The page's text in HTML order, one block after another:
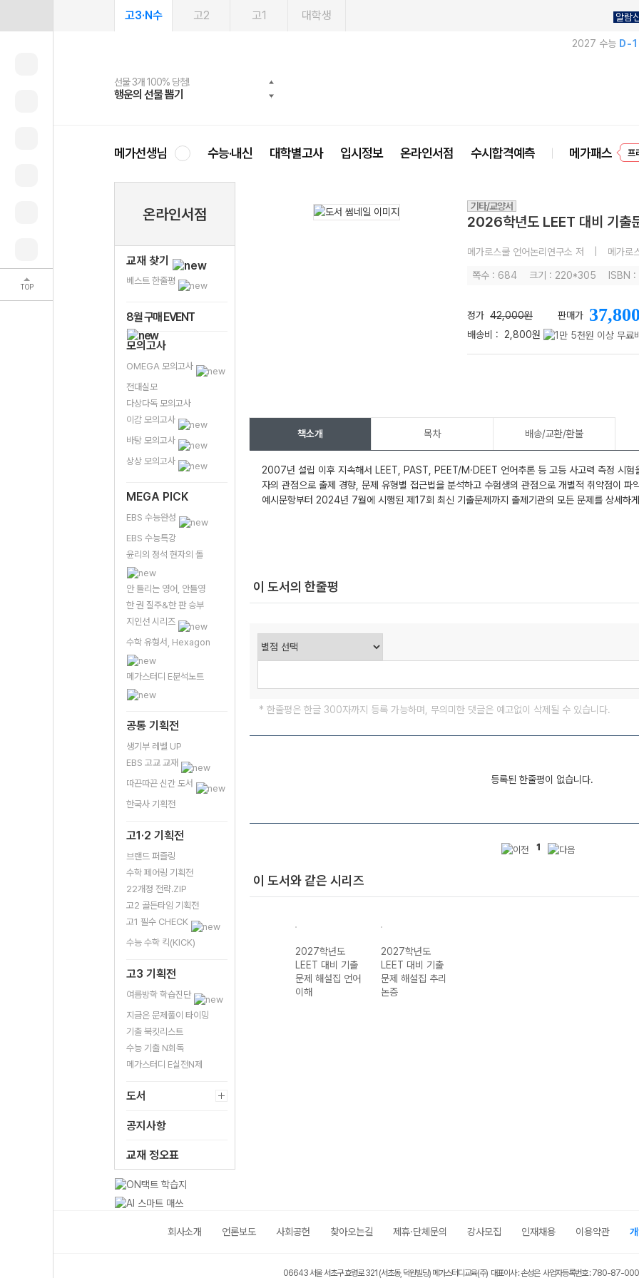
TOP
고3·N수 고2 고1 대학생 알람
2027 수능 D-
메가스터디
선물 3개 100% 당첨!
행운의 선물 뽑기
선물 100% 증정!
메가스터디 X 올리브
여름방학 스터디 캐시백
메가런 썸머스쿨
2027 러셀 단과
강사 공개선발
스마트러닝앱
설문 EVENT
메가패스
3일 무료 체험권
메가패스 수강생 무료혜택!
메가클럽 멤버십
사회공헌 캠페인
희망이룸 메가나눔
메가선생님 수능·내신 대학별고사 입시정보 온라인서점 수시합격예측 메가패스
온라인서점
교재 찾기
베스트 한줄평
8월 구매 EVENT
모의고사
OMEGA 모의고사
전대실모
다상다독 모의고사
이감 모의고사
바탕 모의고사
상상 모의고사
MEGA PICK
EBS 수능완성
EBS 수능특강
윤리의 정석 현자의 돌
안 틀리는 영어, 안틀영
한 권 질주&한 판 승부
지인선 시리즈
수학 유형서, Hexagon
메가스터디 E분석노트
공통 기획전
생기부 레벨 UP
EBS 고교 교재
따끈따끈 신간 도서
한국사 기획전
고1·2 기획전
브랜드 퍼즐링
수학 페어링 기획전
22개정 전략.ZIP
고2 골든타임 기획전
고1 필수 CHECK
수능 수학 킥(KICK)
고3 기획전
여름방학 학습진단
지금은 문제풀이 타이밍
기출 북킷리스트
수능 기출 N회독
메가스터디 E실전N제
도서
공지사항
교재 정오표
기타/교양서
2026학년도 LEET 대비 기출
메가로스쿨 언어논리연구소 저 메가로
쪽수 : 684 크기 : 220*305 ISBN
정가 42,000원 판매가 37,800
배송비 : 2,800원
책소개 목차 배송/교환/환불
2007년 설립 이후 지속해서 LEET, PAST, PEET/M·DEET 언어추론 등 고등 사고력 측정 시험
자의 관점으로 출제 경향, 문제 유형별 접근법을 분석하고 수험생의 관점으로 개별적 취약점이
예시문항부터 2024년 7월에 시행된 제17회 최신 기출문제까지 출제기관의 모든 문제를 상세하
이 도서의 한줄평
* 한줄평은 한글 300자까지 등록 가능하며, 무의미한 댓글은 예고없이 삭제될 수 있습니다.
등록된 한줄평이 없습니다.
1
이 도서와 같은 시리즈
2027학년도
LEET 대비 기출
문제 해설집 언어
이해
2027학년도
LEET 대비 기출
문제 해설집 추리
논증
회사소개 언론보도 사회공헌 찾아오는길 제휴·단체문의 강사모집 인재채용 이용약관
06643 서울 서초구 효령로 321 (서초동, 덕원빌딩) 메가스터디교육(주) 대표이사 : 손성은 사업자등록번호 : 780-87-